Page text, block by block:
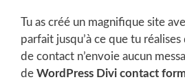
Tu as créé un magnifique site
parfait jusqu’à ce que tu
de contact n’envoie aucun
de WordPress Divi contact